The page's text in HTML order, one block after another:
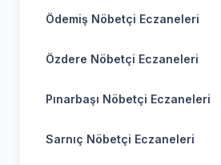
Ödemiş Nöbetçi Eczaneleri
Özdere Nöbetçi Eczaneleri
Pınarbaşı Nöbetçi Eczaneleri
Sarnıç Nöbetçi Eczaneleri